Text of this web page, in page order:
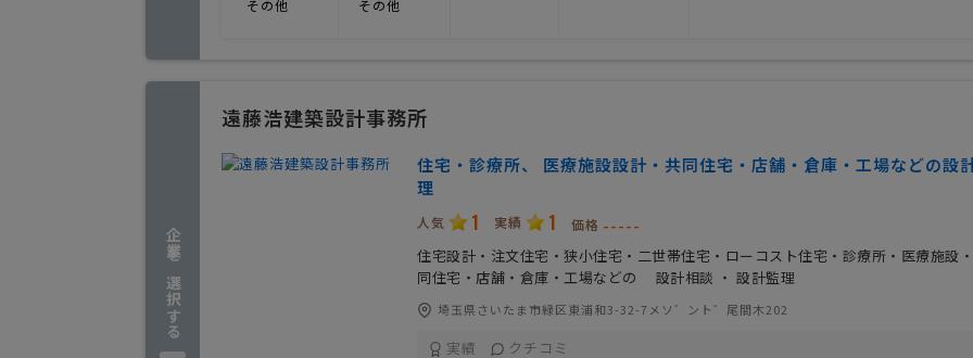
その他
その他
企業を選択する
遠藤浩建築設計事務所
住宅・診療所、 医療施設設計・共同住宅・店舗・倉庫・工場などの設
理
人気 1 実績 1 価格 -----
住宅設計・注文住宅・狭小住宅・二世帯住宅・ローコスト住宅・診療所・医療施設
同住宅・店舗・倉庫・工場などの 設計相談 ・ 設計監理
埼玉県さいたま市緑区東浦和3-32-7メソ゛ント゛尾間木202
実績 クチコミ